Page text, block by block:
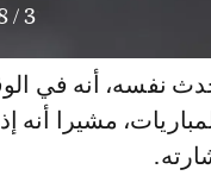
3
/
نفسه، أنه في
مشيرا أنه